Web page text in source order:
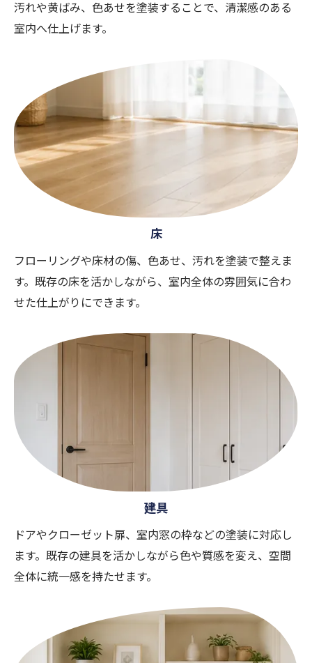
汚れや黄ばみ、色あせを塗装することで、清潔感のある
室内へ仕上げます。
床
フローリングや床材の傷、色あせ、汚れを塗装で整えま
す。既存の床を活かしながら、室内全体の雰囲気に合わ
せた仕上がりにできます。
建具
ドアやクローゼット扉、室内窓の枠などの塗装に対応し
ます。既存の建具を活かしながら色や質感を変え、空間
全体に統一感を持たせます。